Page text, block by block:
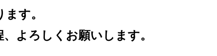
す。
よろしくお願いします。